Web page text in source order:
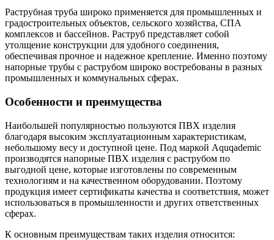
Раструбная труба широко применяется для промышленных и
градостроительных объектов, сельского хозяйства, СПА
комплексов и бассейнов. Раструб представляет собой
утолщение конструкции для удобного соединения,
обеспечивая прочное и надежное крепление. Именно поэтому
напорные трубы с раструбом широко востребованы в разных
промышленных и коммунальных сферах.
Особенности и преимущества
Наибольшей популярностью пользуются ПВХ изделия
благодаря высоким эксплуатационным характеристикам,
небольшому весу и доступной цене. Под маркой Aquqademic
производятся напорные ПВХ изделия с раструбом по
выгодной цене, которые изготовлены по современным
технологиям и на качественном оборудовании. Поэтому
продукция имеет сертификаты качества и соответствия, может
использоваться в промышленности и других ответственных
сферах.
К основным преимуществам таких изделия относится: